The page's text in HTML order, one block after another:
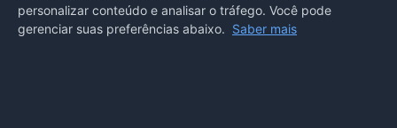
REDES SOCIAIS
personalizar conteúdo e analisar o tráfego. Você pode
gerenciar suas preferências abaixo. Saber mais